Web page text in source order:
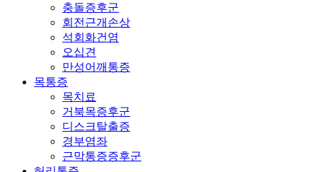
충돌증후군
회전근개손상
석회화건염
오십견
만성어깨통증
목통증
목치료
거북목증후군
디스크탈출증
경부염좌
근막통증증후군